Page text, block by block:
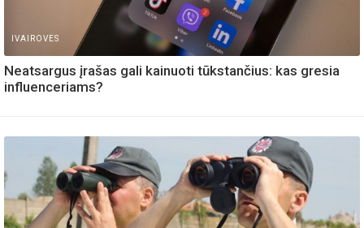
IVAIROVES
Neatsargus įrašas gali kainuoti tūkstančius: kas gresia
influenceriams?